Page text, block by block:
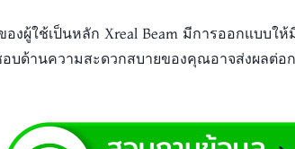
งผู้ใช้เป็นหลัก Xreal Beam มีการออกแบบ
ด้านความสะดวกสบายของคุณอาจส่งผลต่อก